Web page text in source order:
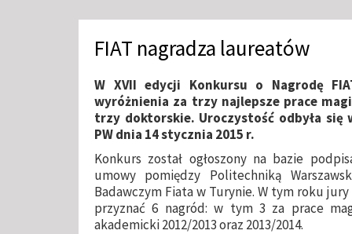
FIAT nagradza laureatów
W XVII edycji Konkursu o Nagrodę
wyróżnienia za trzy najlepsze prace
trzy doktorskie. Uroczystość odbyła się
PW dnia 14 stycznia 2015 r.
Konkurs został ogłoszony na bazie
umowy pomiędzy Politechniką
Badawczym Fiata w Turynie. W tym roku jury
przyznać 6 nagród: w tym 3 za prace
akademicki 2012/2013 oraz 2013/2014.